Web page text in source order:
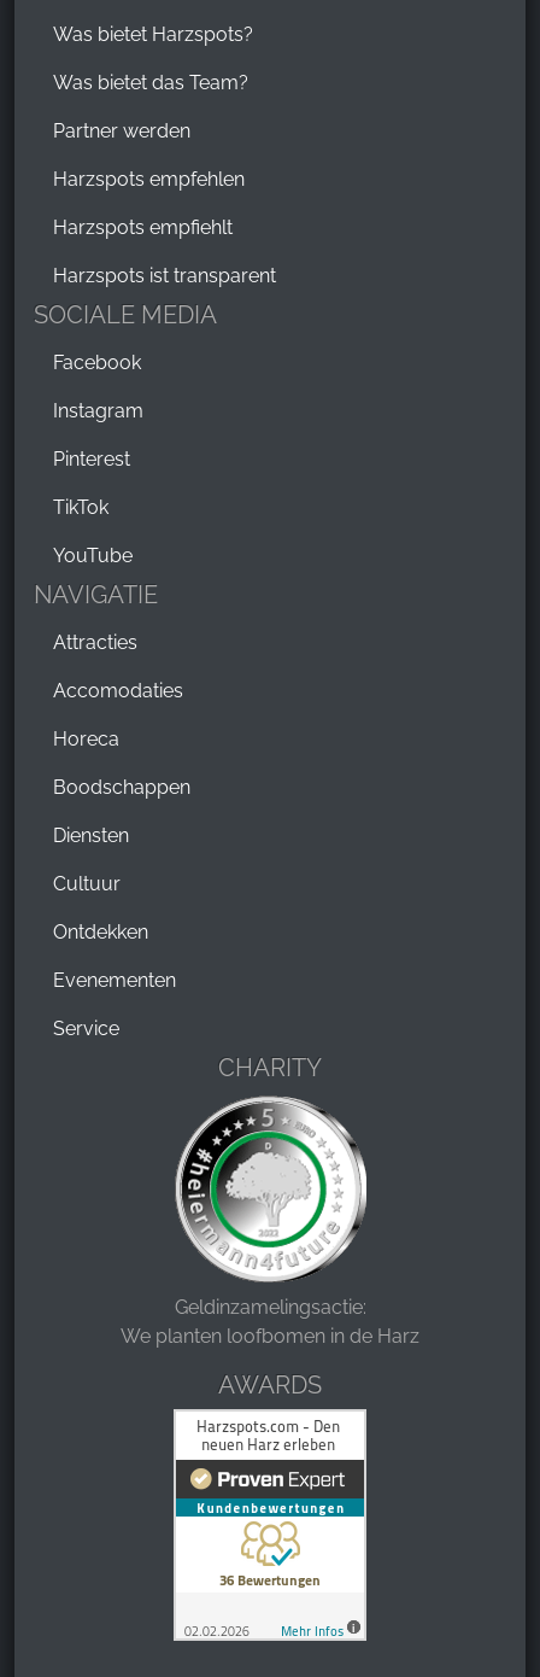
Was bietet Harzspots?
Was bietet das Team?
Partner werden
Harzspots empfehlen
Harzspots empfiehlt
Harzspots ist transparent
SOCIALE MEDIA
Facebook
Instagram
Pinterest
TikTok
YouTube
NAVIGATIE
Attracties
Accomodaties
Horeca
Boodschappen
Diensten
Cultuur
Ontdekken
Evenementen
Service
CHARITY
Geldinzamelingsactie:
We planten loofbomen in de Harz
AWARDS